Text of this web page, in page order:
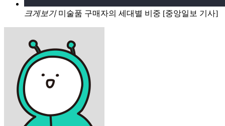
크게보기 미술품 구매자의 세대별 비중 [중앙일보 기사]